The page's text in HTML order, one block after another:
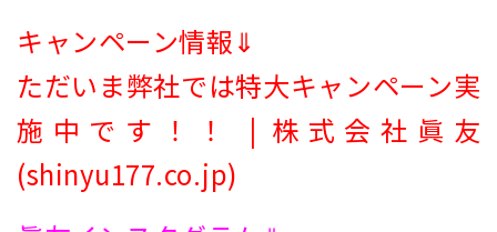
キャンペーン情報⇓
ただいま弊社では特大キャンペーン実
施中です！！ | 株式会社眞友
(shinyu177.co.jp)